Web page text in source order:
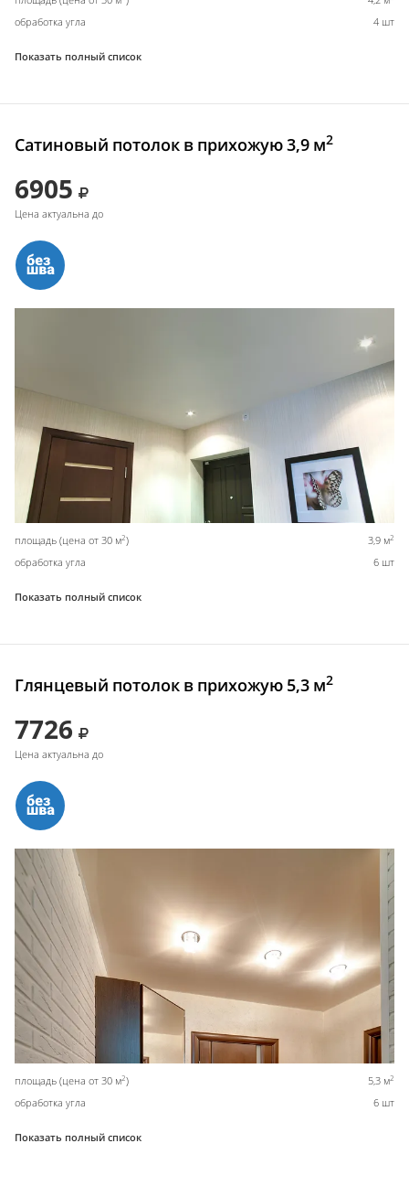
обработка угла 4 шт
Показать полный список
Сатиновый потолок в прихожую 3,9 м2
6905
Цена актуальна до
площадь (цена от 30 м2) 3,9 м2
обработка угла 6 шт
Показать полный список
Глянцевый потолок в прихожую 5,3 м2
7726
Цена актуальна до
площадь (цена от 30 м2) 5,3 м2
обработка угла 6 шт
Показать полный список